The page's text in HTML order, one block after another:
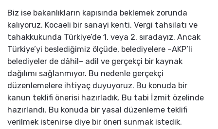
Biz ise bakanlıkların kapısında beklemek zorunda
kalıyoruz. Kocaeli bir sanayi kenti. Vergi tahsilatı ve
tahakkukunda Türkiye’de 1. veya 2. sıradayız. Ancak
Türkiye’yi beslediğimiz ölçüde, belediyelere –AKP’li
belediyeler de dâhil– adil ve gerçekçi bir kaynak
dağılımı sağlanmıyor. Bu nedenle gerçekçi
düzenlemelere ihtiyaç duyuyoruz. Bu konuda bir
kanun teklifi önerisi hazırladık. Bu tabi İzmit özelinde
hazırlandı. Bu konuda bir yasal düzenleme teklifi
verilmek istenirse diye bir öneri sunmak istedik.